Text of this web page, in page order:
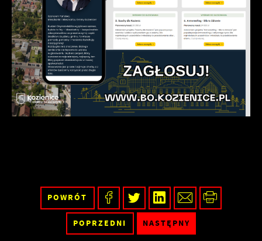
POWRÓT
POPRZEDNI NASTĘPNY